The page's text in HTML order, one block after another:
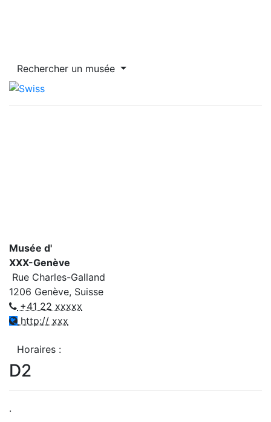
Rechercher un musée
Musée d'
XXX-Genève
Rue Charles-Galland
1206 Genève, Suisse
+41 22 xxxxx
http:// xxx
Horaires :
D2
.